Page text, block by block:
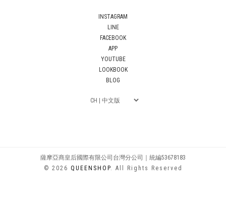
INSTAGRAM
LINE
FACEBOOK
APP
YOUTUBE
LOOKBOOK
BLOG
薩摩亞商皇后國際有限公司台灣分公司｜統編53678183
© 2026 QUEENSHOP. All Rights Reserved